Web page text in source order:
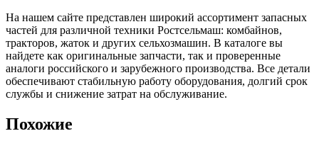
На нашем сайте представлен широкий ассортимент запасных
частей для различной техники Ростсельмаш: комбайнов,
тракторов, жаток и других сельхозмашин. В каталоге вы
найдете как оригинальные запчасти, так и проверенные
аналоги российского и зарубежного производства. Все детали
обеспечивают стабильную работу оборудования, долгий срок
службы и снижение затрат на обслуживание.
Похожие